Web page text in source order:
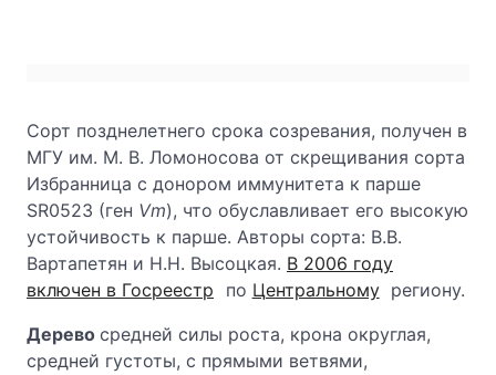
Сорт позднелетнего срока созревания, получен в
МГУ им. М. В. Ломоносова от скрещивания сорта
Избранница с донором иммунитета к парше
SR0523 (ген Vm), что обуславливает его высокую
устойчивость к парше. Авторы сорта: В.В.
Вартапетян и Н.Н. Высоцкая. В 2006 году
включен в Госреестр
по Центральному региону.
Дерево средней силы роста, крона округлая,
средней густоты, с прямыми ветвями,